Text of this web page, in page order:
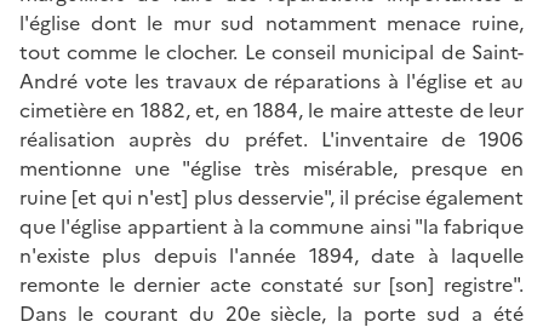
l'église dont le mur sud notamment menace ruine,
tout comme le clocher. Le conseil municipal de Saint-
André vote les travaux de réparations à l'église et au
cimetière en 1882, et, en 1884, le maire atteste de leur
réalisation auprès du préfet. L'inventaire de 1906
mentionne une "église très misérable, presque en
ruine [et qui n'est] plus desservie", il précise également
que l'église appartient à la commune ainsi "la fabrique
n'existe plus depuis l'année 1894, date à laquelle
remonte le dernier acte constaté sur [son] registre".
Dans le courant du 20e siècle, la porte sud a été